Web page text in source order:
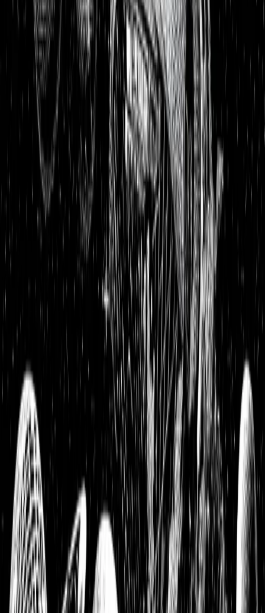
Watchlist
Unsere Top-Picks zum Kauf
Portfolios
26,8 % p.a. seit 2018
Finanzielle Freiheit
26,8 % p.a. Dividendendepot 18,6 % p.a.
1:1 Begleitung
Über uns
7 Tage kostenlos testen
Einloggen
Aktienanalysen